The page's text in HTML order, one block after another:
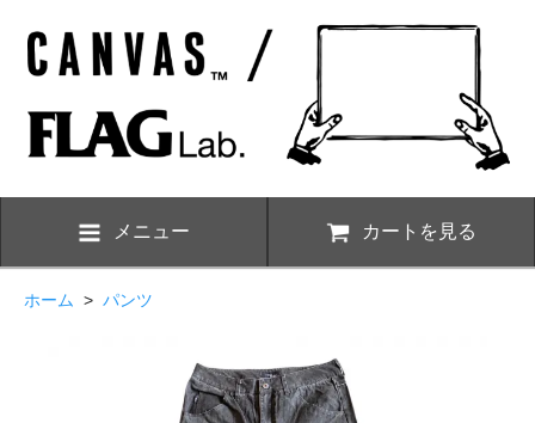
メニュー カートを見る
ホーム > パンツ